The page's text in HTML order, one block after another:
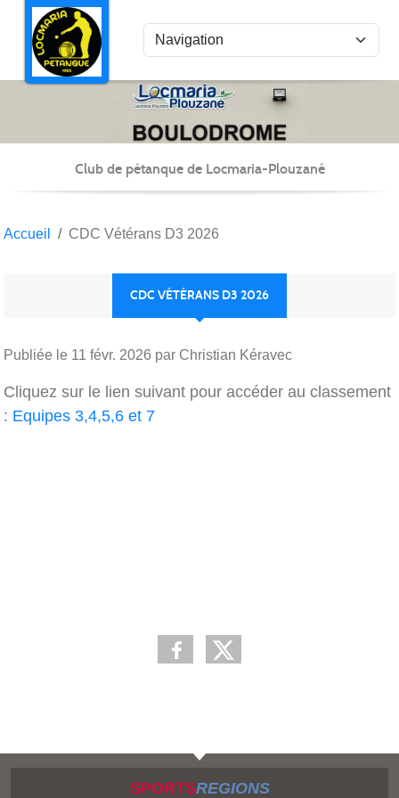
Club de pétanque de Locmaria-Plouzané
Accueil CDC Vétérans D3 2026
CDC VÉTÉRANS D3 2026
Publiée le 11 févr. 2026 par Christian Kéravec
Cliquez sur le lien suivant pour accéder au classement
: Equipes 3,4,5,6 et 7
SPORTSREGIONS
Panneau de gestion des cookies